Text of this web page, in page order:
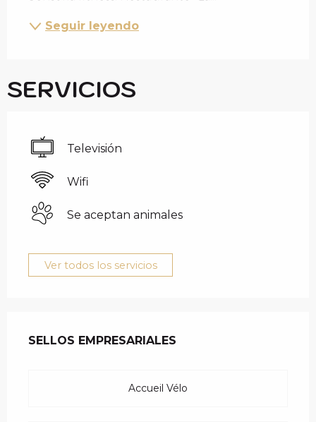
Seguir leyendo
SERVICIOS
Televisión
Wifi
Se aceptan animales
Ver todos los servicios
SELLOS EMPRESARIALES
SELLOS EMPRESARIALES
Accueil Vélo